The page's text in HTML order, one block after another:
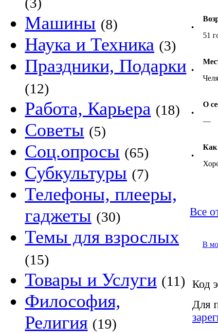
Машины (8)
Наука и Техника (3)
Праздники, Подарки
(12)
Работа, Карьера (18)
Советы (5)
Соц.опросы (65)
Субкультуры (7)
Телефоны, плееры,
гаджеты (30)
Темы для взрослых
(15)
Товары и Услуги (11)
Философия,
Религия (19)
•
51
•
•
О
—
•
Как
Все
В
Код
Для